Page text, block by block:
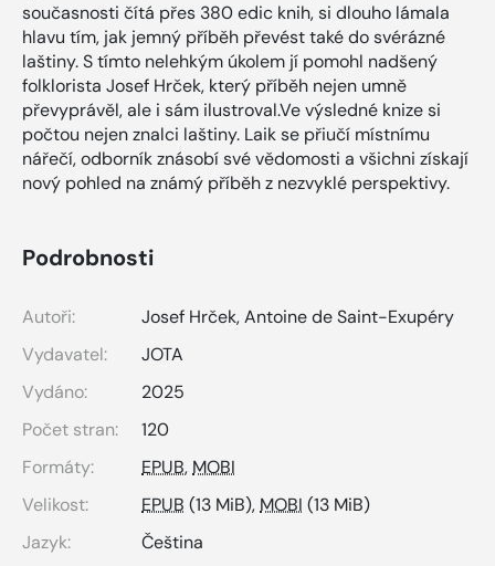
současnosti čítá přes 380 edic knih, si dlouho lámala
hlavu tím, jak jemný příběh převést také do svérázné
laštiny. S tímto nelehkým úkolem jí pomohl nadšený
folklorista Josef Hrček, který příběh nejen umně
převyprávěl, ale i sám ilustroval.Ve výsledné knize si
počtou nejen znalci laštiny. Laik se přiučí místnímu
nářečí, odborník znásobí své vědomosti a všichni získají
nový pohled na známý příběh z nezvyklé perspektivy.
Podrobnosti
Autoři: Josef Hrček,Antoine de Saint-Exupéry
Vydavatel:
JOTA
Vydáno:
2025
Počet stran:
120
Formáty:
EPUB, MOBI
Velikost:
EPUB (13 MiB), MOBI (13 MiB)
Jazyk:
Čeština